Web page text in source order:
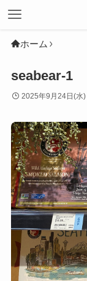
ホーム
seabear-1
2025年9月24日(水)